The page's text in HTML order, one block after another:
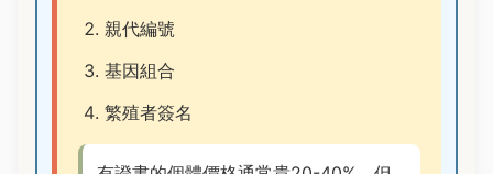
親代編號
基因組合
繁殖者簽名